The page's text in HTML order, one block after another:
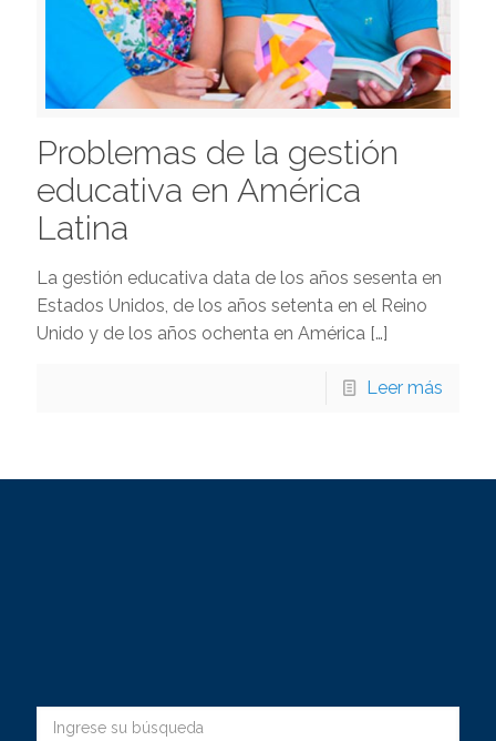
Problemas de la gestión
educativa en América
Latina
La gestión educativa data de los años sesenta en
Estados Unidos, de los años setenta en el Reino
Unido y de los años ochenta en América […]
Leer más